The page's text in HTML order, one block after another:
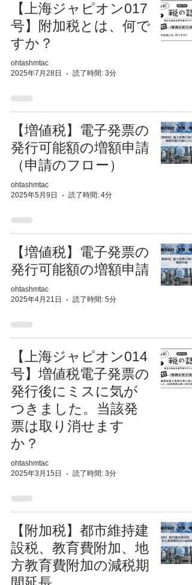
【上海ジャピオン017
号】附加税とは、何で
すか？
ohtashmtac
2025年7月28日
読了時間: 3分
【増値税】電子発票の
発行可能額の増額申請
（申請のフロー）
ohtashmtac
2025年5月9日
読了時間: 4分
【増値税】電子発票の
発行可能額の増額申請
ohtashmtac
2025年4月21日
読了時間: 5分
【上海ジャピオン014
号】増値税電子発票の
発行後にミスに気が
つきました。当該発
票は取り消せます
か？
ohtashmtac
2025年3月15日
読了時間: 3分
【附加税】都市維持建
設税、教育費附加、地
方教育費附加の減税期